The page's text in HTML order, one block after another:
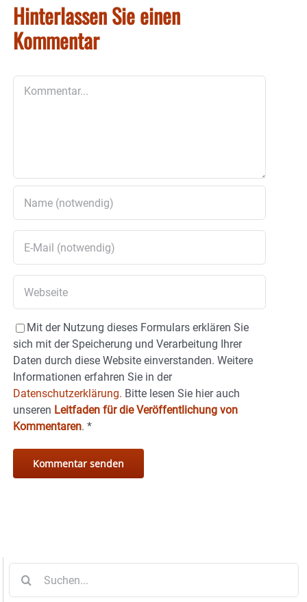
Hinterlassen Sie einen
Kommentar
Mit der Nutzung dieses Formulars erklären Sie
sich mit der Speicherung und Verarbeitung Ihrer
Daten durch diese Website einverstanden. Weitere
Informationen erfahren Sie in der
Datenschutzerklärung. Bitte lesen Sie hier auch
unseren Leitfaden für die Veröffentlichung von
Kommentaren. *
nach: